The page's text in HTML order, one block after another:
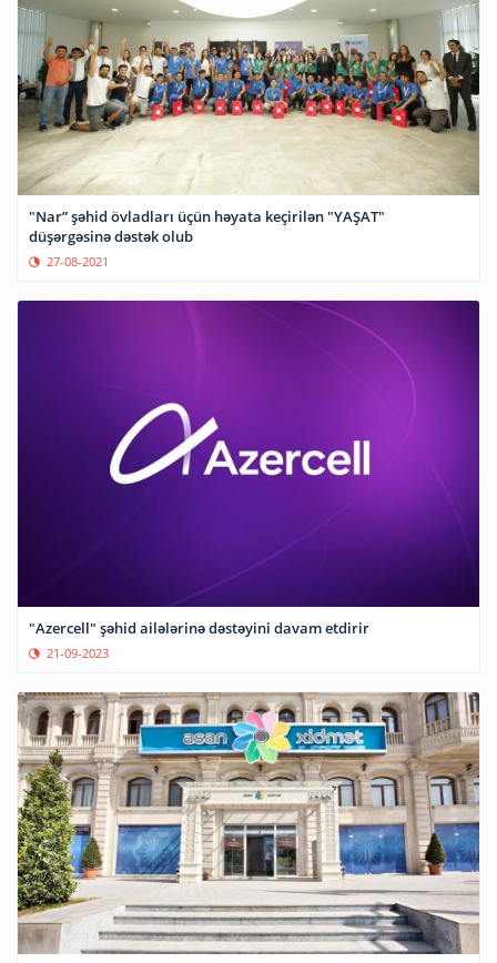
"Nar” şəhid övladları üçün həyata keçirilən "YAŞAT"
düşərgəsinə dəstək olub
27-08-2021
"Azercell" şəhid ailələrinə dəstəyini davam etdirir
21-09-2023